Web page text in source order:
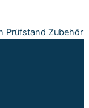
Prüfstand Zubehör